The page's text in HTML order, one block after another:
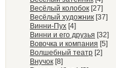
Весёлый колобок [27]
Весёлый художник [37]
Винни-Пух [4]
Винни и его друзья [32]
Вовочка и компания [5]
Волшебный театр [2]
Внучок [8]